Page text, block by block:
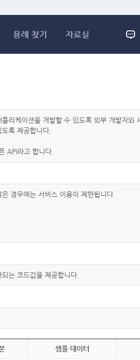
용례 찾기 자료실
리케이션을 개발할 수 있도록 외부 개발자와
록 제공합니다.
API라고 합니다.
경우에는 서비스 이용이 제한됩니다.
는 코드값을 제공합니다.
샘플 데이터